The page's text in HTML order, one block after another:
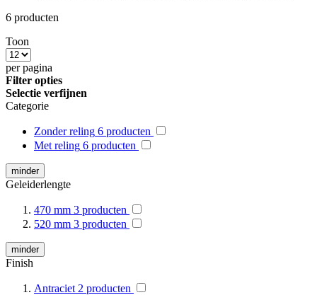
6 producten
Toon
per pagina
Filter opties
Selectie verfijnen
Categorie
Zonder reling 6 producten
Met reling 6 producten
minder
Geleiderlengte
470 mm 3 producten
520 mm 3 producten
minder
Finish
Antraciet 2 producten